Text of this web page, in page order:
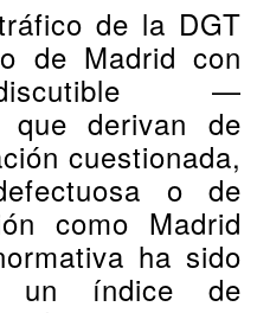
de la DGT
de Madrid con
—
que derivan de
cuestionada,
o de
como Madrid
ha sido
un índice de